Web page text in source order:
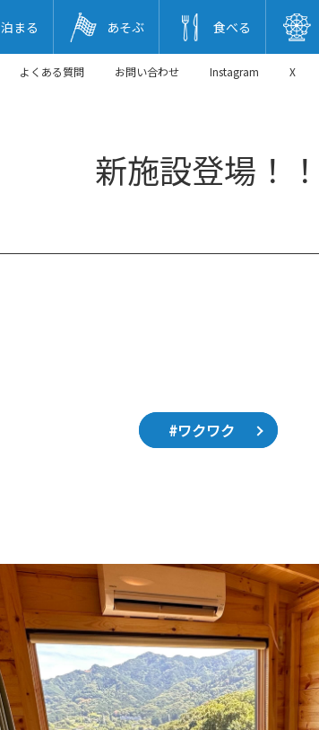
泊まる あそぶ 食べる
よくある質問 お問い合わせ Instagram X
新施設登場！！
#ワクワク